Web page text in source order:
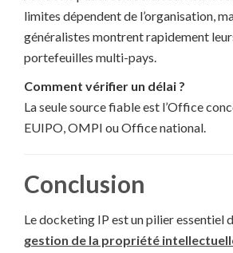
limites dépendent de l’organisation,
généralistes montrent rapidement
portefeuilles multi-pays.
Comment vérifier un délai ?
La seule source fiable est l’Office
EUIPO, OMPI ou Office national.
Conclusion
Le docketing IP est un pilier essentiel
gestion de la propriété